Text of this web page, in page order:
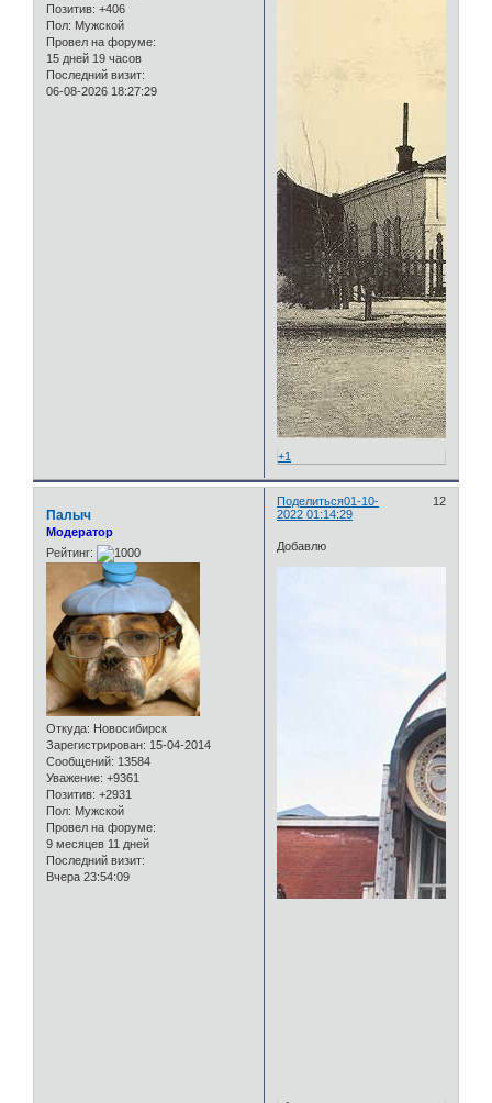
Позитив: +406
Пол: Мужской
Провел на форуме:
15 дней 19 часов
Последний визит:
06-08-2026 18:27:29
+1
Поделиться 12
01-10-
2022 01:14:29
Палыч
Модератор
Рейтинг:
Откуда: Новосибирск
Зарегистрирован: 15-04-2014
Сообщений: 13584
Уважение: +9361
Позитив: +2931
Пол: Мужской
Провел на форуме:
9 месяцев 11 дней
Последний визит:
Вчера 23:54:09
Добавлю